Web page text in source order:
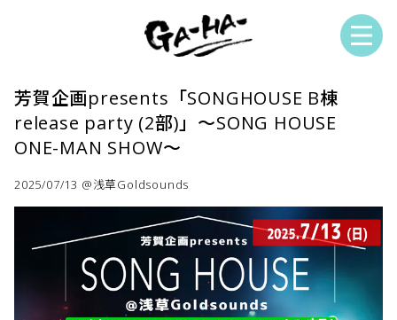
芳賀企画presents「SONGHOUSE B棟
release party (2部)」～SONG HOUSE
ONE-MAN SHOW～
2025/07/13 @浅草Goldsounds